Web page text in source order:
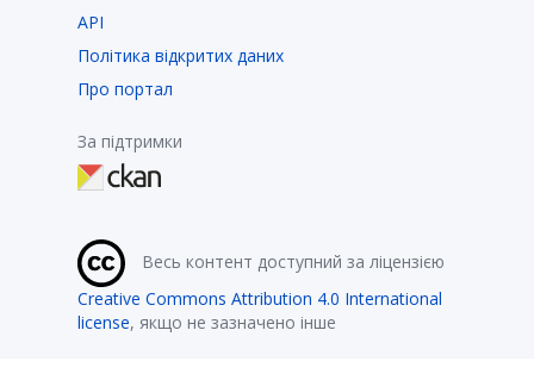
API
Політика відкритих даних
Про портал
За підтримки
Весь контент доступний за ліцензією
Creative Commons Attribution 4.0 International
license, якщо не зазначено інше